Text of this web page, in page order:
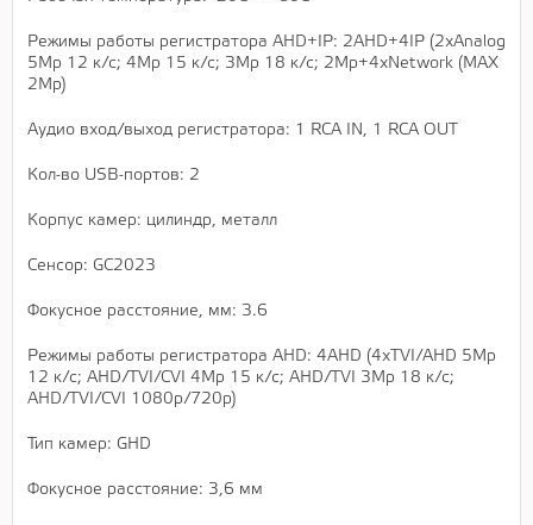
Режимы работы регистратора AHD+IP: 2AHD+4IP (2хAnalog
5Mр 12 к/с; 4Мр 15 к/с; 3Mр 18 к/с; 2Mр+4хNetwork (MAX
2Mр)
Аудио вход/выход регистратора: 1 RCA IN, 1 RCA OUT
Кол-во USB-портов: 2
Корпус камер: цилиндр, металл
Сенсор: GC2023
Фокусное расстояние, мм: 3.6
Режимы работы регистратора AHD: 4AHD (4хTVI/AHD 5Mр
12 к/c; AHD/TVI/CVI 4Мр 15 к/c; AHD/TVI 3Mр 18 к/c;
AHD/TVI/CVI 1080р/720р)
Тип камер: GHD
Фокусное расстояние: 3,6 мм